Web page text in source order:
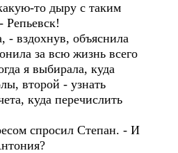
то дыру с таким
Репьевск!
- вздохнув, объяснила
за всю жизнь всего
я выбирала, куда
второй - узнать
куда перечислить
спросил Степан. - И